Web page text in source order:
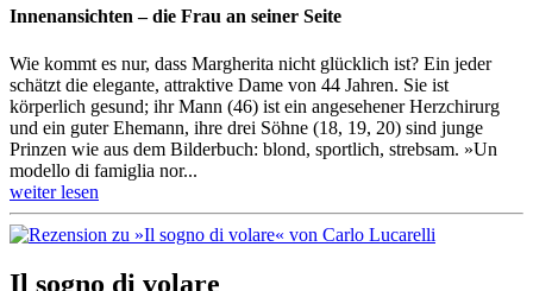
Innenansichten – die Frau an seiner Seite
Wie kommt es nur, dass Margherita nicht glücklich ist? Ein jeder
schätzt die elegante, attraktive Dame von 44 Jahren. Sie ist
körperlich gesund; ihr Mann (46) ist ein angesehener Herzchirurg
und ein guter Ehe­mann, ihre drei Söhne (18, 19, 20) sind junge
Prinzen wie aus dem Bilderbuch: blond, sportlich, streb­sam. »Un
modello di famiglia nor...
weiter lesen
Il sogno di volare